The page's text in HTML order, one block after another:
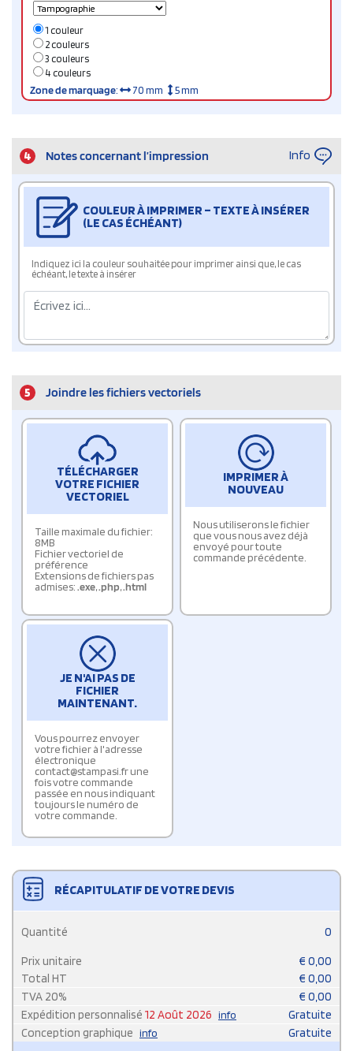
1 couleur
2 couleurs
3 couleurs
4 couleurs
Zone de marquage: 70 mm 5 mm
4 Notes concernant l’impression Info
COULEUR À IMPRIMER – TEXTE À INSÉRER
(LE CAS ÉCHÉANT)
Indiquez ici la couleur souhaitée pour imprimer ainsi que, le cas
échéant, le texte à insérer
5 Joindre les fichiers vectoriels
TÉLÉCHARGER
VOTRE FICHIER
VECTORIEL
Taille maximale du fichier:
8MB
Fichier vectoriel de
préférence
Extensions de fichiers pas
admises:.exe,.php,.html
IMPRIMER À
NOUVEAU
Nous utiliserons le fichier
que vous nous avez déjà
envoyé pour toute
commande précédente.
JE N'AI PAS DE
FICHIER
MAINTENANT.
Vous pourrez envoyer
votre fichier à l'adresse
électronique
contact@stampasi.fr une
fois votre commande
passée en nous indiquant
toujours le numéro de
votre commande.
RÉCAPITULATIF DE VOTRE DEVIS
Quantité 0
Prix unitaire € 0,00
Total HT
€ 0,00
TVA 20% € 0,00
Expédition personnalisé 12 Août 2026 info
Gratuite
Conception graphique info Gratuite